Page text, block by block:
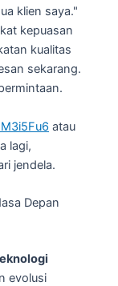
klien saya."
kepuasan
kualitas
sekarang.
atau
lagi,
jendela.
Depan
evolusi